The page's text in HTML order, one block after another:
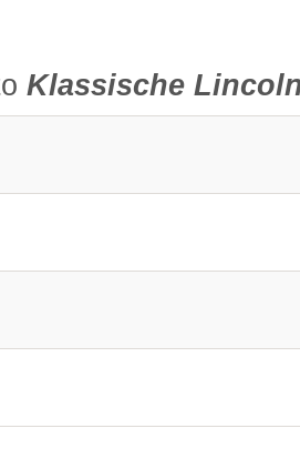
Klassische